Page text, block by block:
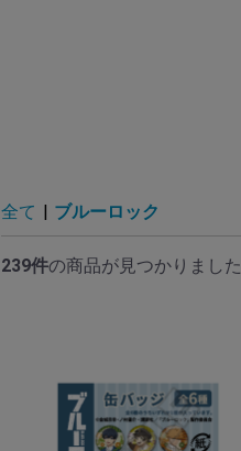
全て | ブルーロック
239件の商品が見つかりました